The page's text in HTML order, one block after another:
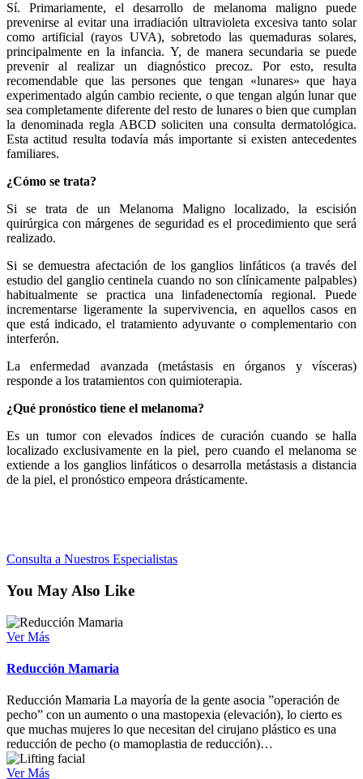
Sí. Primariamente, el desarrollo de melanoma maligno puede
prevenirse al evitar una irradiación ultravioleta excesiva tanto solar
como artificial (rayos UVA), sobretodo las quemaduras solares,
principalmente en la infancia. Y, de manera secundaria se puede
prevenir al realizar un diagnóstico precoz. Por esto, resulta
recomendable que las persones que tengan «lunares» que haya
experimentado algún cambio reciente, o que tengan algún lunar que
sea completamente diferente del resto de lunares o bien que cumplan
la denominada regla ABCD soliciten una consulta dermatológica.
Esta actitud resulta todavía más importante si existen antecedentes
familiares.
¿Cómo se trata?
Si se trata de un Melanoma Maligno localizado, la escisión
quirúrgica con márgenes de seguridad es el procedimiento que será
realizado.
Si se demuestra afectación de los ganglios linfáticos (a través del
estudio del ganglio centinela cuando no son clínicamente palpables)
habitualmente se practica una linfadenectomía regional. Puede
incrementarse ligeramente la supervivencia, en aquellos casos en
que está indicado, el tratamiento adyuvante o complementario con
interferón.
La enfermedad avanzada (metástasis en órganos y vísceras)
responde a los tratamientos con quimioterapia.
¿Qué pronóstico tiene el melanoma?
Es un tumor con elevados índices de curación cuando se halla
localizado exclusivamente en la piel, pero cuando el melanoma se
extiende a los ganglios linfáticos o desarrolla metástasis a distancia
de la piel, el pronóstico empeora drásticamente.
Consulta a Nuestros Especialistas
You May Also Like
Ver Más
Reducción Mamaria
Reducción Mamaria La mayoría de la gente asocia ”operación de
pecho” con un aumento o una mastopexia (elevación), lo cierto es
que muchas mujeres lo que necesitan del cirujano plástico es una
reducción de pecho (o mamoplastia de reducción)…
Ver Más